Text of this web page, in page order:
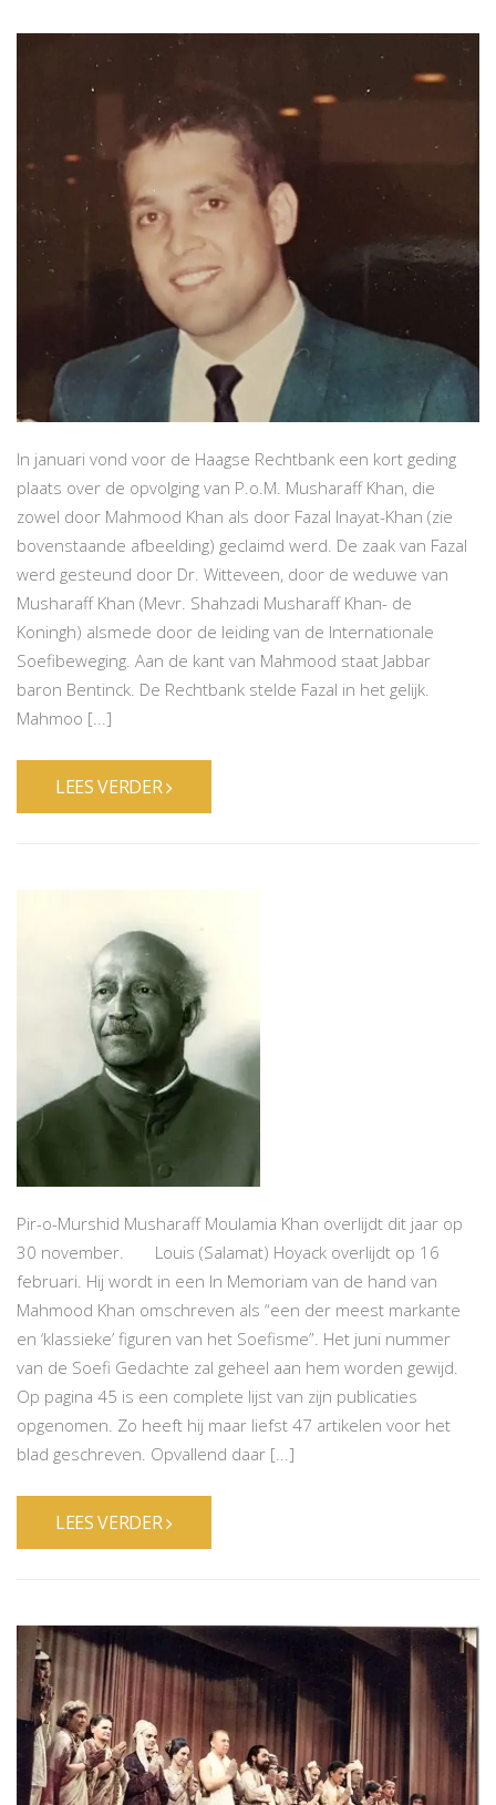
In januari vond voor de Haagse Rechtbank een kort geding
plaats over de opvolging van P.o.M. Musharaff Khan, die
zowel door Mahmood Khan als door Fazal Inayat-Khan (zie
bovenstaande afbeelding) geclaimd werd. De zaak van Fazal
werd gesteund door Dr. Witteveen, door de weduwe van
Musharaff Khan (Mevr. Shahzadi Musharaff Khan- de
Koningh) alsmede door de leiding van de Internationale
Soefibeweging. Aan de kant van Mahmood staat Jabbar
baron Bentinck. De Rechtbank stelde Fazal in het gelijk.
Mahmoo [...]
LEES VERDER
Pir-o-Murshid Musharaff Moulamia Khan overlijdt dit jaar op
30 november. Louis (Salamat) Hoyack overlijdt op 16
februari. Hij wordt in een In Memoriam van de hand van
Mahmood Khan omschreven als “een der meest markante
en ‘klassieke’ figuren van het Soefisme”. Het juni nummer
van de Soefi Gedachte zal geheel aan hem worden gewijd.
Op pagina 45 is een complete lijst van zijn publicaties
opgenomen. Zo heeft hij maar liefst 47 artikelen voor het
blad geschreven. Opvallend daar [...]
LEES VERDER